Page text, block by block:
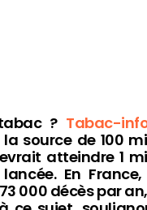
? Tabac-
source de 100
atteindre 1
En
000 décès par